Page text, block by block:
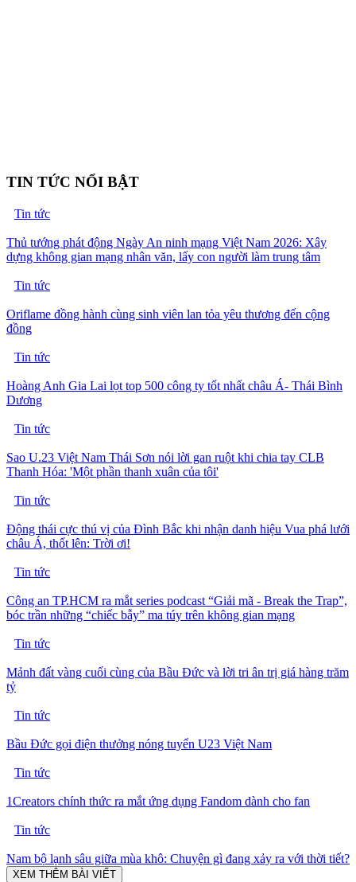
TIN TỨC NỔI BẬT
Tin tức
Thủ tướng phát động Ngày An ninh mạng Việt Nam 2026: Xây
dựng không gian mạng nhân văn, lấy con người làm trung tâm
Tin tức
Oriflame đồng hành cùng sinh viên lan tỏa yêu thương đến cộng
đồng
Tin tức
Hoàng Anh Gia Lai lọt top 500 công ty tốt nhất châu Á- Thái Bình
Dương
Tin tức
Sao U.23 Việt Nam Thái Sơn nói lời gan ruột khi chia tay CLB
Thanh Hóa: 'Một phần thanh xuân của tôi'
Tin tức
Động thái cực thú vị của Đình Bắc khi nhận danh hiệu Vua phá lưới
châu Á, thốt lên: Trời ơi!
Tin tức
Công an TP.HCM ra mắt series podcast “Giải mã - Break the Trap”,
bóc trần những “chiếc bẫy” ma túy trên không gian mạng
Tin tức
Mảnh đất vàng cuối cùng của Bầu Đức và lời tri ân trị giá hàng trăm
tỷ
Tin tức
Bầu Đức gọi điện thưởng nóng tuyển U23 Việt Nam
Tin tức
1Creators chính thức ra mắt ứng dụng Fandom dành cho fan
Tin tức
Nam bộ lạnh sâu giữa mùa khô: Chuyện gì đang xảy ra với thời tiết?
XEM THÊM BÀI VIẾT